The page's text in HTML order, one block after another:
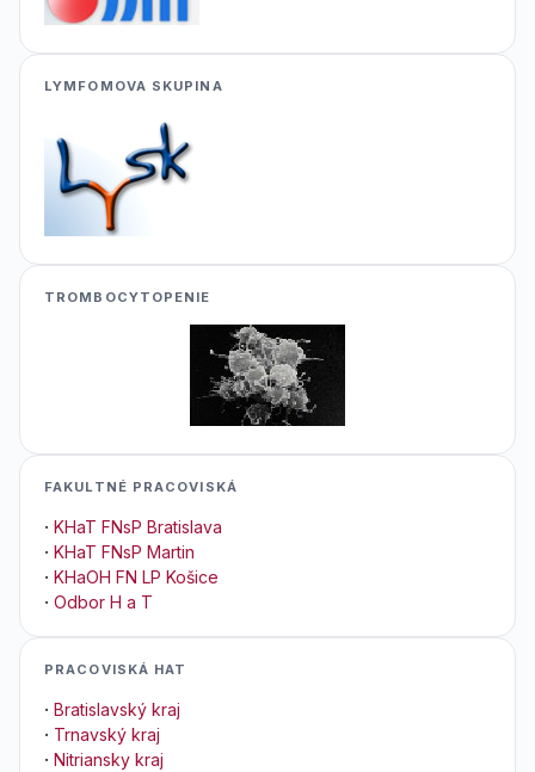
LYMFOMOVA SKUPINA
TROMBOCYTOPENIE
FAKULTNÉ PRACOVISKÁ
· KHaT FNsP Bratislava
· KHaT FNsP Martin
· KHaOH FN LP Košice
· Odbor H a T
PRACOVISKÁ HAT
· Bratislavský kraj
· Trnavský kraj
· Nitriansky kraj